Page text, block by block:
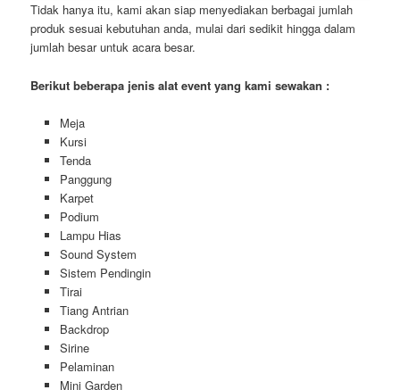
Tidak hanya itu, kami akan siap menyediakan berbagai jumlah
produk sesuai kebutuhan anda, mulai dari sedikit hingga dalam
jumlah besar untuk acara besar.
Berikut beberapa jenis alat event yang kami sewakan :
Meja
Kursi
Tenda
Panggung
Karpet
Podium
Lampu Hias
Sound System
Sistem Pendingin
Tirai
Tiang Antrian
Backdrop
Sirine
Pelaminan
Mini Garden